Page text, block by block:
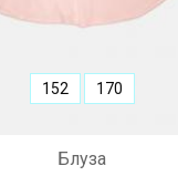
Блуза
152 170